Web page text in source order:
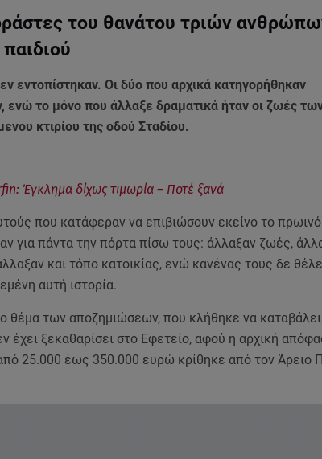
του θανάτου τριών
εντοπίστηκαν. Οι δύο που αρχικά κατηγορήθηκαν
ενώ το μόνο που άλλαξε δραματικά ήταν οι ζωές
κτιρίου της οδού Σταδίου.
Έγκλημα δίχως τιμωρία – Ποτέ ξανά
που κατάφεραν να επιβιώσουν εκείνο το
για πάντα την πόρτα πίσω τους: άλλαξαν ζωές,
και τόπο κατοικίας, ενώ κανένας τους δε
αυτή ιστορία.
θέμα των αποζημιώσεων, που κλήθηκε να
έχει ξεκαθαρίσει στο Εφετείο, αφού η αρχική
25.000 έως 350.000 ευρώ κρίθηκε από τον Άρειο